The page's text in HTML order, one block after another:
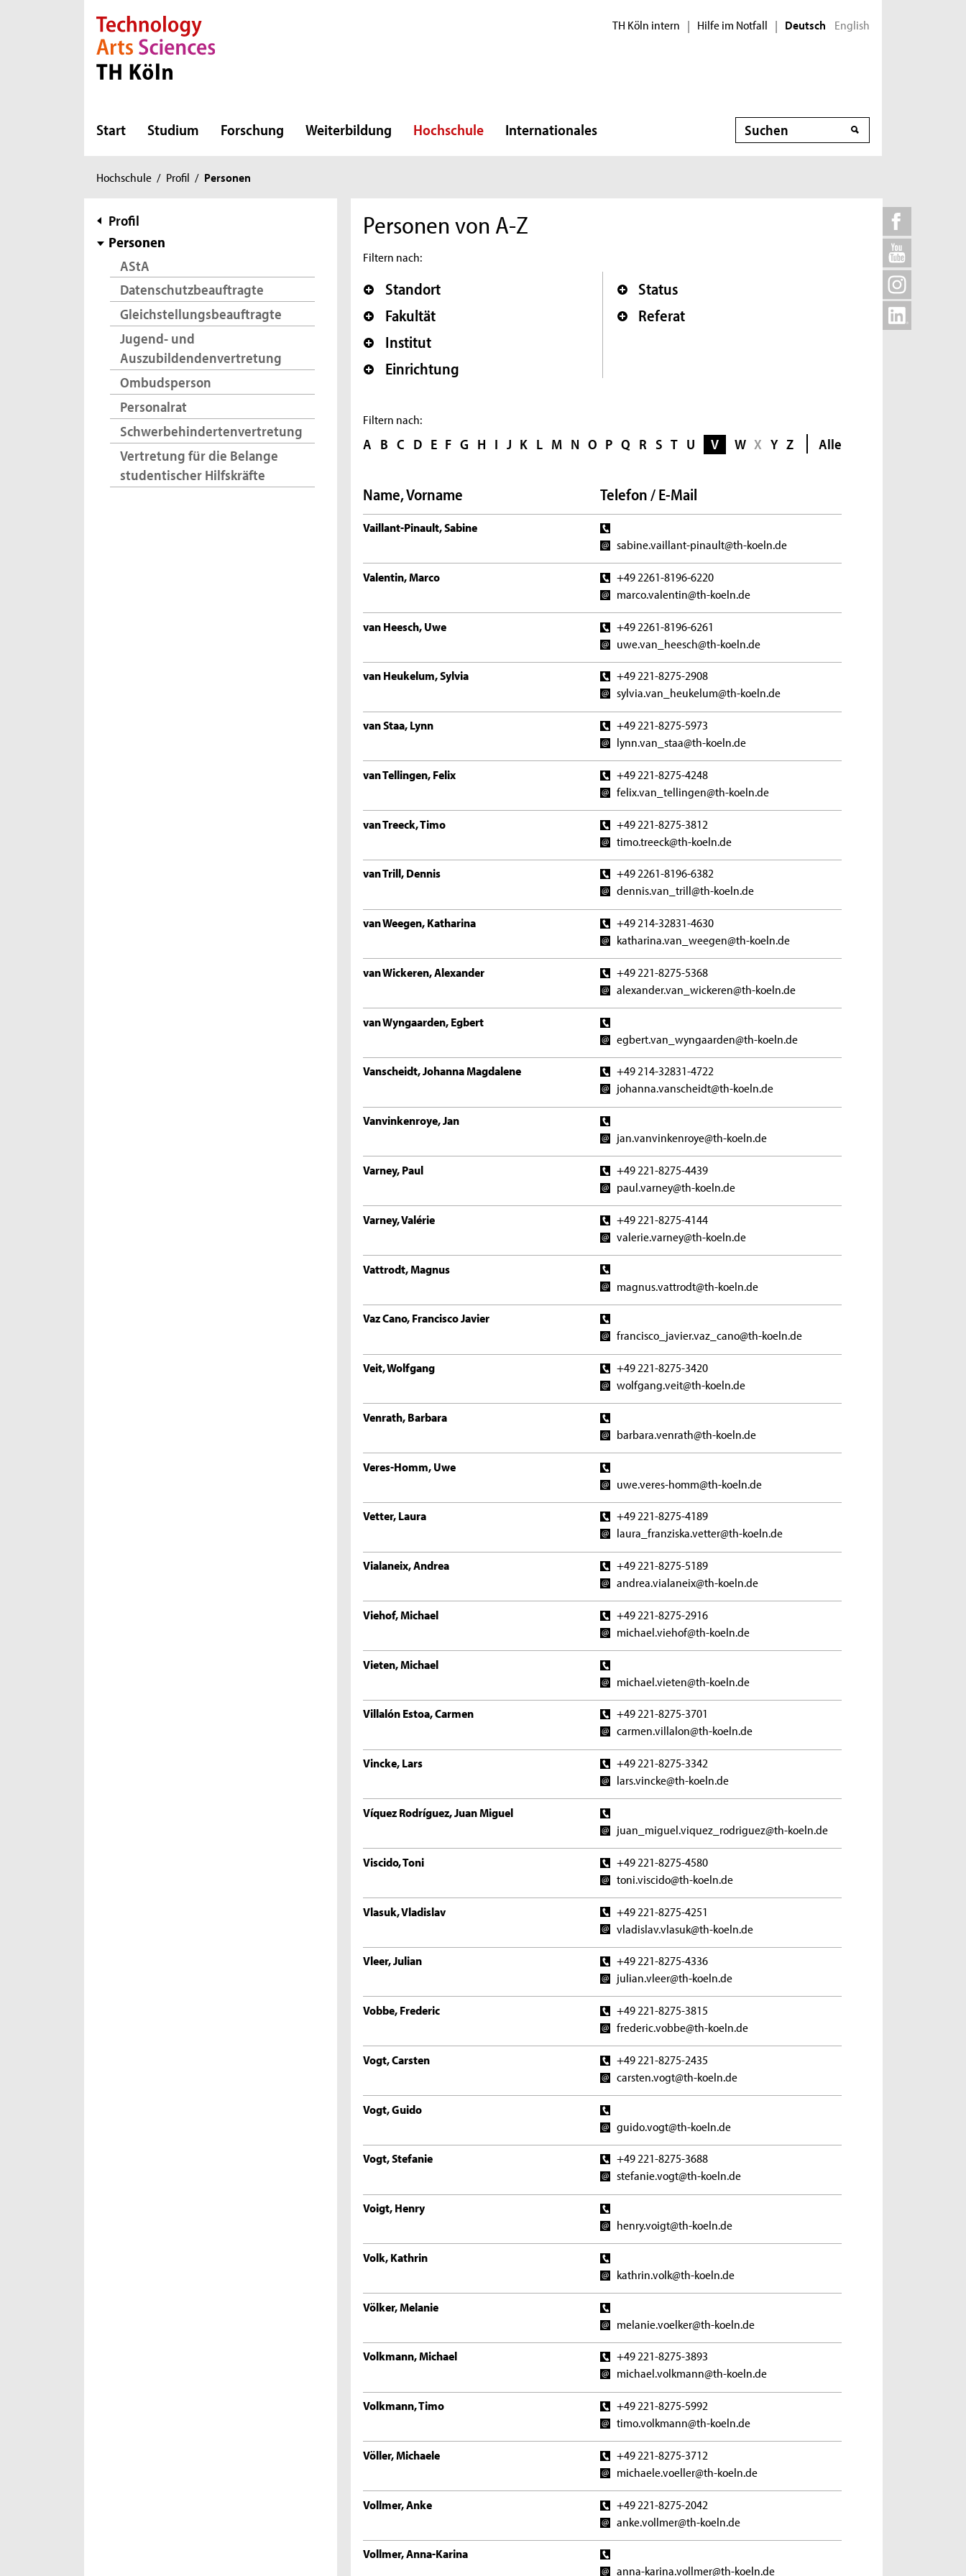
Direkt zur Hauptnavigation
Direkt zur Subnavigation
Direkt zum Inhalt
Direkt zum Fußbereich TH Köln intern | Hilfe im Notfall | Deutsch English
Start Studium Forschung Weiterbildung Hochschule Internationales Suche
Sie
hier:
Hochschule / Profil / Personen
Subnavigation
Profil
Personen
AStA
Datenschutzbeauftragte
Gleichstellungsbeauftragte
Jugend- und
Auszubildendenvertretung
Ombudsperson
Personalrat
Schwerbehindertenvertretung
Vertretung für die Belange
studentischer Hilfskräfte
Personen von A-Z
Filtern nach:
Standort
Fakultät
Institut
Einrichtung
Status
Referat
Filtern nach:
A B C D E F G H I J K L M N O P Q R S T U V W X Y Z Alle
Name, Vorname Telefon / E-Mail
Vaillant-Pinault, Sabine
sabine.vaillant-pinault@th-koeln.de
Valentin, Marco
+49 2261-8196-6220
marco.valentin@th-koeln.de
van Heesch, Uwe
+49 2261-8196-6261
uwe.van_heesch@th-koeln.de
van Heukelum, Sylvia
+49 221-8275-2908
sylvia.van_heukelum@th-koeln.de
van Staa, Lynn
+49 221-8275-5973
lynn.van_staa@th-koeln.de
van Tellingen, Felix
+49 221-8275-4248
felix.van_tellingen@th-koeln.de
van Treeck, Timo
+49 221-8275-3812
timo.treeck@th-koeln.de
van Trill, Dennis
+49 2261-8196-6382
dennis.van_trill@th-koeln.de
van Weegen, Katharina
+49 214-32831-4630
katharina.van_weegen@th-koeln.de
van Wickeren, Alexander
+49 221-8275-5368
alexander.van_wickeren@th-koeln.de
van Wyngaarden, Egbert
egbert.van_wyngaarden@th-koeln.de
Vanscheidt, Johanna Magdalene
+49 214-32831-4722
johanna.vanscheidt@th-koeln.de
Vanvinkenroye, Jan
jan.vanvinkenroye@th-koeln.de
Varney, Paul
+49 221-8275-4439
paul.varney@th-koeln.de
Varney, Valérie
+49 221-8275-4144
valerie.varney@th-koeln.de
Vattrodt, Magnus
magnus.vattrodt@th-koeln.de
Vaz Cano, Francisco Javier
francisco_javier.vaz_cano@th-koeln.de
Veit, Wolfgang
+49 221-8275-3420
wolfgang.veit@th-koeln.de
Venrath, Barbara
barbara.venrath@th-koeln.de
Veres-Homm, Uwe
uwe.veres-homm@th-koeln.de
Vetter, Laura
+49 221-8275-4189
laura_franziska.vetter@th-koeln.de
Vialaneix, Andrea
+49 221-8275-5189
andrea.vialaneix@th-koeln.de
Viehof, Michael
+49 221-8275-2916
michael.viehof@th-koeln.de
Vieten, Michael
michael.vieten@th-koeln.de
Villalón Estoa, Carmen
+49 221-8275-3701
carmen.villalon@th-koeln.de
Vincke, Lars
+49 221-8275-3342
lars.vincke@th-koeln.de
Víquez Rodríguez, Juan Miguel
juan_miguel.viquez_rodriguez@th-koeln.de
Viscido, Toni
+49 221-8275-4580
toni.viscido@th-koeln.de
Vlasuk, Vladislav
+49 221-8275-4251
vladislav.vlasuk@th-koeln.de
Vleer, Julian
+49 221-8275-4336
julian.vleer@th-koeln.de
Vobbe, Frederic
+49 221-8275-3815
frederic.vobbe@th-koeln.de
Vogt, Carsten
+49 221-8275-2435
carsten.vogt@th-koeln.de
Vogt, Guido
guido.vogt@th-koeln.de
Vogt, Stefanie
+49 221-8275-3688
stefanie.vogt@th-koeln.de
Voigt, Henry
henry.voigt@th-koeln.de
Volk, Kathrin
kathrin.volk@th-koeln.de
Völker, Melanie
melanie.voelker@th-koeln.de
Volkmann, Michael
+49 221-8275-3893
michael.volkmann@th-koeln.de
Volkmann, Timo
+49 221-8275-5992
timo.volkmann@th-koeln.de
Völler, Michaele
+49 221-8275-3712
michaele.voeller@th-koeln.de
Vollmer, Anke
+49 221-8275-2042
anke.vollmer@th-koeln.de
Vollmer, Anna-Karina
anna-karina.vollmer@th-koeln.de